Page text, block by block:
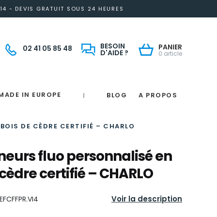
- DEVIS GRATUIT SOUS 24 HEURES
02 41 05 85 48 BESOIN
D'AIDE ?
PANIER
0 article
IN EUROPE | BLOG A PROPOS
DE CÈDRE CERTIFIÉ – CHARLO
fluo personnalisé en
certifié – CHARLO
EFCFFPR.VI4 Voir la description